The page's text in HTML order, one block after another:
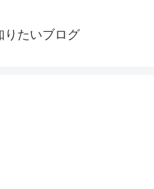
りたいブログ